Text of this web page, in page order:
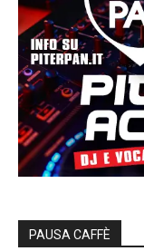
PAUSA CAFFÈ